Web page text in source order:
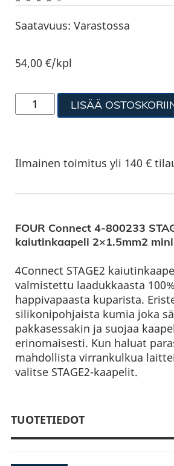
Saatavuus: Varastossa
54,00€/kpl
LISÄÄ
Ilmainen toimitus yli 140 €
FOUR Connect 4-800233
kaiutinkaapeli 2×1.5mm2
4Connect STAGE2
valmistettu laadukkaasta
happivapaasta kuparista.
silikonipohjaista kumia joka
pakkasessakin ja suojaa
erinomaisesti. Kun haluat
mahdollista virrankulkua
valitse STAGE2-kaapelit.
TUOTETIEDOT